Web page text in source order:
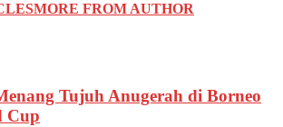
MORE FROM AUTHOR
Tujuh Anugerah di Borneo
Cup